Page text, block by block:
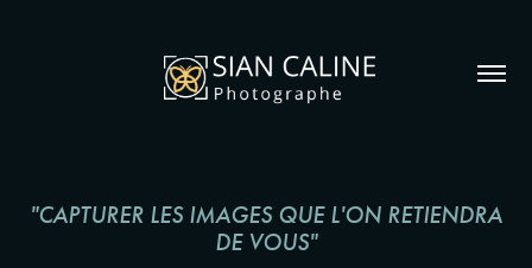
"CAPTURER LES IMAGES QUE L'ON RETIENDRA
DE VOUS"